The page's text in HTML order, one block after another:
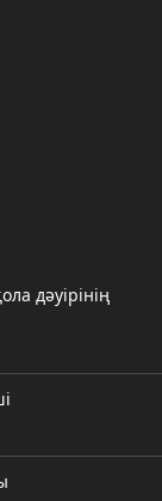
дәуірінің